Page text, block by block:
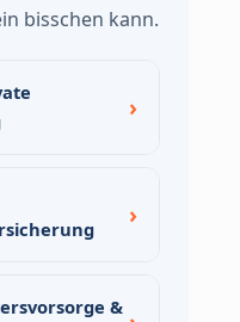
bisschen kann.
&